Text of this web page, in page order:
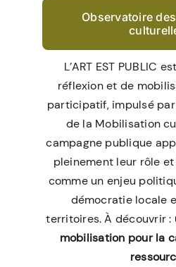
Observatoire
L’ART EST PUBLIC
réflexion et de
participatif, impulsé
de la Mobilisation
campagne publique
pleinement leur rôle
comme un enjeu
démocratie locale
territoires. À découvrir :
mobilisation pour la